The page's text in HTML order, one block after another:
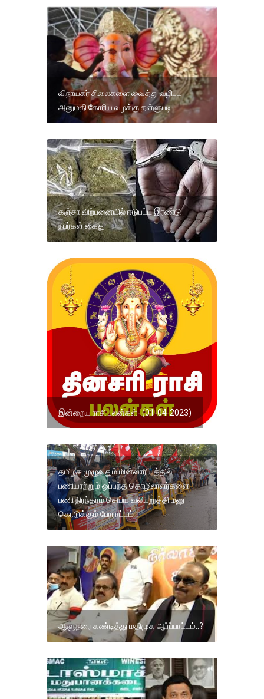
விநாயகர் சிலைகளை வைத்து வழிபட
அனுமதி கோரிய வழக்கு தள்ளுபடி
கஞ்சா விற்பனையில் ஈடுபட்ட இரண்டு
நபர்கள் கைது
இன்றைய ராசி பலன்கள்- (01-04-2023)
தமிழக முழுவதும் மின்வாரியத்தில்
பணியாற்றும் ஒப்பந்த தொழிலாளர்களை
பணி நிரந்தரம் செய்ய வலியுறுத்தி மனு
கொடுக்கும் போராட்டம்
ஆளுநரை கண்டித்து மதிமுக ஆர்ப்பாட்டம்..?